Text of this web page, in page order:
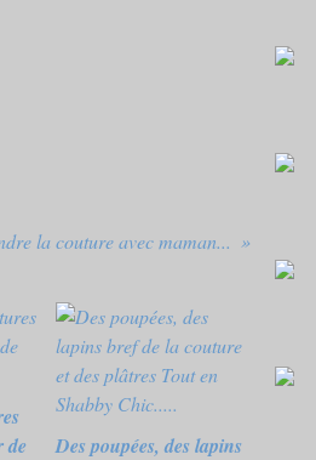
la couture avec maman...
de
Des poupées, des lapins